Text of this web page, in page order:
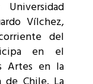
Vílchez,
del
en el
Artes en la